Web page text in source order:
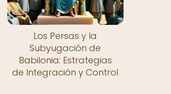
Los Persas y la
Subyugación de
Babilonia: Estrategias
de Integración y Control